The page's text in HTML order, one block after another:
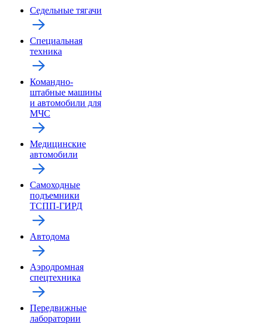
Седельные тягачи
Специальная
техника
Командно-
штабные машины
и автомобили для
МЧС
Медицинские
автомобили
Самоходные
подъемники
ТСПП-ГИРД
Автодома
Аэродромная
спецтехника
Передвижные
лаборатории